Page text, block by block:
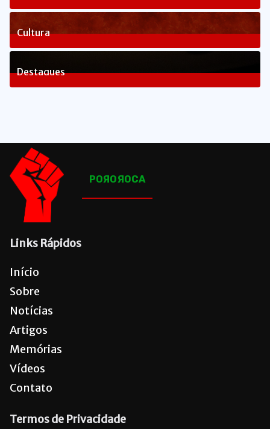
1Posts
Cultura
82Posts
Destaques
POЯOЯOCA
Links Rápidos
Início
Sobre
Notícias
Artigos
Memórias
Vídeos
Contato
Termos de Privacidade